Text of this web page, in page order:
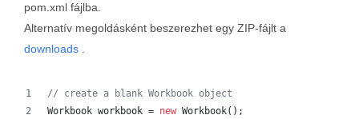
pom.xml fájlba.
Alternatív megoldásként beszerezhet egy ZIP-fájlt a
downloads
// create a blank Workbook object
Workbook workbook = new Workbook();